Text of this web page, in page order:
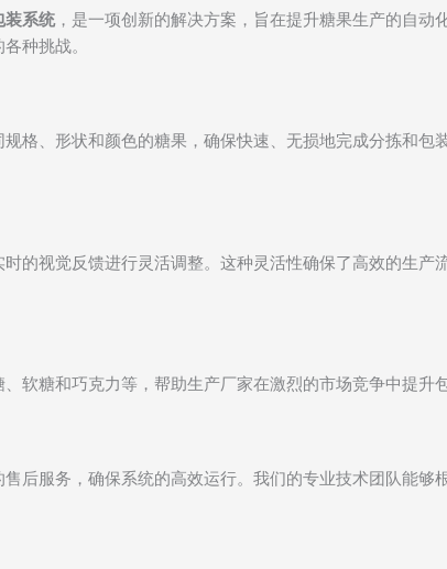
装系统，是一项创新的解决方案，旨在提升糖果生产的自动
种挑战。
格、形状和颜色的糖果，确保快速、无损地完成分拣和包
的视觉反馈进行灵活调整。这种灵活性确保了高效的生产
软糖和巧克力等，帮助生产厂家在激烈的市场竞争中提升
后服务，确保系统的高效运行。我们的专业技术团队能够